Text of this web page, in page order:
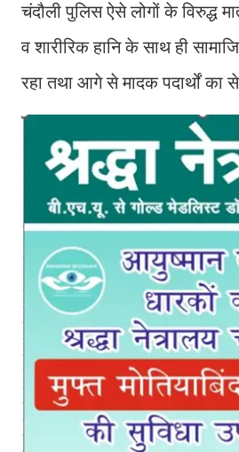
चंदौली पुलिस ऐसे लोगों के विरुद्ध
व शारीरिक हानि के साथ ही
रहा तथा आगे से मादक पदार्थों का